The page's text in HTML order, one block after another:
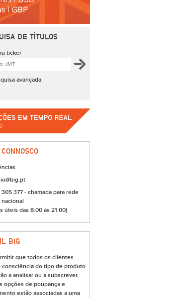
DE TÍTULOS
ticker
avançada
305 377 - chamada para rede
nacional
úteis das 8:00 às 21:00)
BiG
que todos os clientes
consciência do tipo de produto
a analisar ou a subscrever,
opções de poupança e
estão associadas a uma